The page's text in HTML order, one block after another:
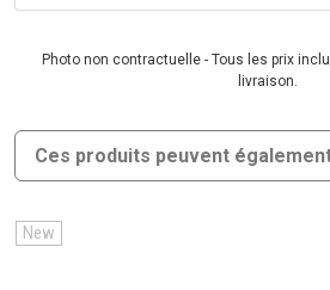
Photo non contractuelle - Tous les prix
livraison.
Ces produits peuvent
New